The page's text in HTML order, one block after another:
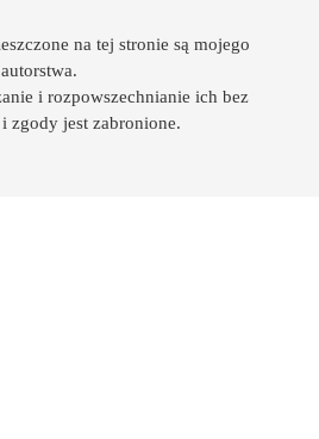
na tej stronie są mojego
autorstwa.
i rozpowszechnianie ich bez
zgody jest zabronione.